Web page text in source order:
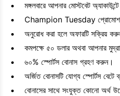
মঙ্গলবারে আপনার মোস্টবেট
Champion Tuesday
অনুরোধ করা হলে অফারটি সক্রিয়
কমপক্ষে ৫০ ডলার অথবা আপনার
৬০% স্পোর্টস বোনাস গ্রহণ করুন।
অর্জিত বোনাসটি যোগ্য স্পোর্টস বেটে
বোনাসের সাথে সংযুক্ত কোনো অর্থ